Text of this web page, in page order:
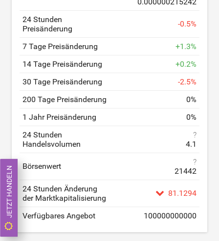
24 Stunden
Preisänderung
-0.5%
7 Tage Preisänderung +1.3%
14 Tage Preisänderung
+0.2%
30 Tage Preisänderung
-2.5%
200 Tage Preisänderung
0%
1 Jahr Preisänderung
0%
24 Stunden
Handelsvolumen
?
4.1
Börsenwert
?
21442
24 Stunden Änderung
der Marktkapitalisierung
81.1294
Verfügbares Angebot 100000000000
JETZT HANDELN